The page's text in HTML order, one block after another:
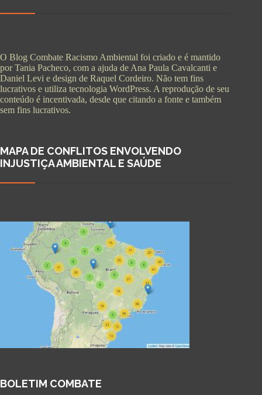
O Blog Combate Racismo Ambiental foi criado e é mantido
por Tania Pacheco, com a ajuda de Ana Paula Cavalcanti e
Daniel Levi e design de Raquel Cordeiro. Não tem fins
lucrativos e utiliza tecnologia WordPress. A reprodução de seu
conteúdo é incentivada, desde que citando a fonte e também
sem fins lucrativos.
MAPA DE CONFLITOS ENVOLVENDO
INJUSTIÇA AMBIENTAL E SAÚDE
BOLETIM COMBATE